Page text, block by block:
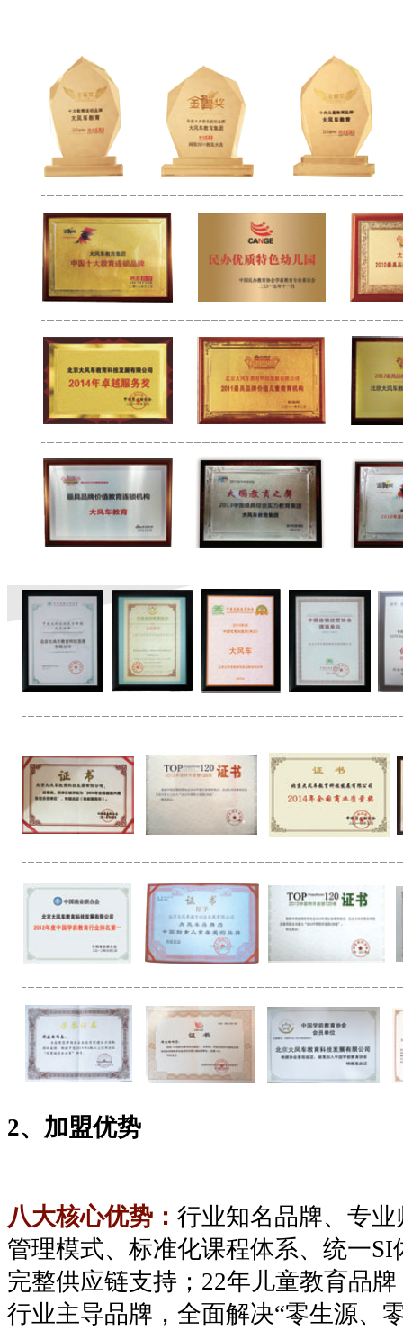
2、 加盟优势
八大核心优势： 行业知名品牌、专
管理模式、标准化课程体系、统一SI
完整供应链支持；22年儿童教育品
行业主导品牌，全面解决“零生源、